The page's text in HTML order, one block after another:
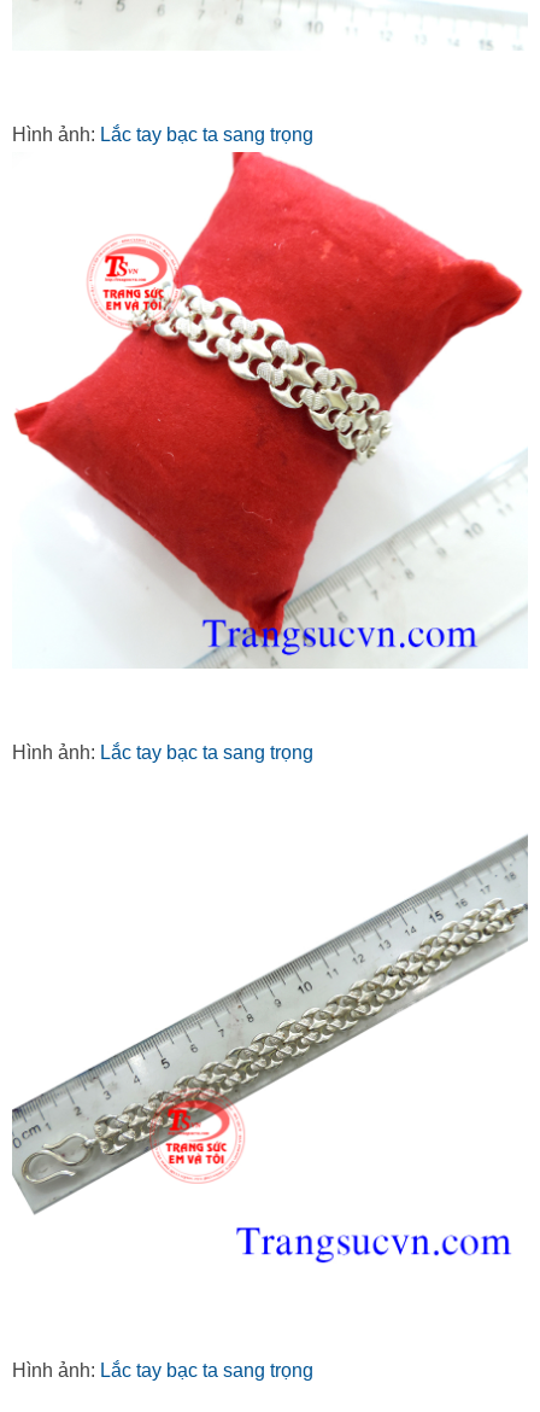
Hình ảnh: Lắc tay bạc ta sang trọng
Hình ảnh: Lắc tay bạc ta sang trọng
Hình ảnh: Lắc tay bạc ta sang trọng